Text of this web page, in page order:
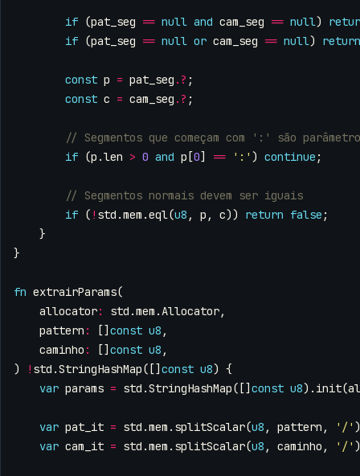
if (pat_seg == null and cam_seg == null)
if (pat_seg == null or cam_seg == null) return
const p = pat_seg . ? ;
const c = cam_seg . ? ;
if (p .len > 0 and p [0] == ':' ) continue ;
if ( ! std .mem .eql(u8 , p , c)) return false ;
}
}
fn extrairParams(
allocator: std .mem . Allocator,
pattern : [] const u8 ,
caminho : [] const u8 ,
)
! std .StringHashMap([] const u8) {
var params = std .StringHashMap([] const u8). init(
var pat_it = std .mem . splitScalar(u8 , pattern , '/'
var cam_it = std .mem . splitScalar(u8 , caminho , '/'